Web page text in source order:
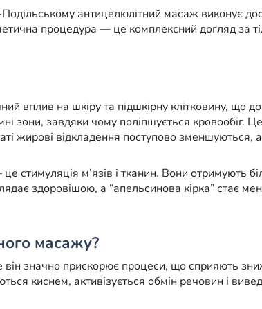
антицелюлітний масаж виконує
процедура — це комплексний догляд за
вплив на шкіру та підшкірну клітковину, що
зони, завдяки чому поліпшується кровообіг.
жирові відкладення поступово
м’язів і тканин. Вони отримують
здоровішою, а “апельсинова кірка” стає
масажу?
значно прискорює процеси, що сприяють
киснем, активізується обмін речовин і